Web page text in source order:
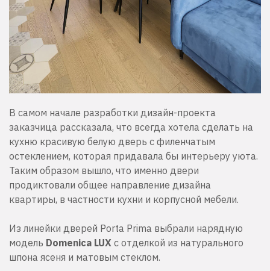
В самом начале разработки дизайн-проекта
заказчица рассказала, что всегда хотела сделать на
кухню красивую белую дверь с филенчатым
остеклением, которая придавала бы интерьеру уюта.
Таким образом вышло, что именно двери
продиктовали общее направление дизайна
квартиры, в частности кухни и корпусной мебели.
Из линейки дверей Porta Prima выбрали нарядную
модель Domenica LUX с отделкой из натурального
шпона ясеня и матовым стеклом.